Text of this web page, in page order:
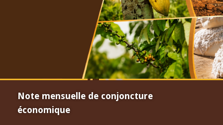
Note mensuelle de conjoncture
économique